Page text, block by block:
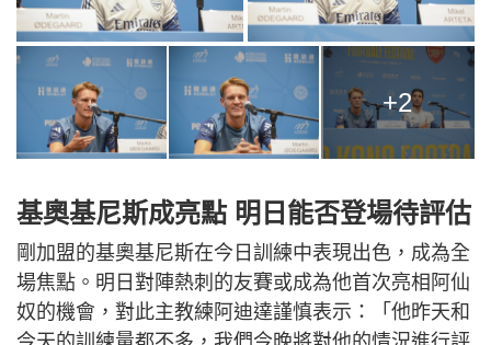
+2
基奧基尼斯成亮點 明日能否登場待評估
剛加盟的基奧基尼斯在今日訓練中表現出色，成為全
場焦點。明日對陣熱刺的友賽或成為他首次亮相阿仙
奴的機會，對此主教練阿迪達謹慎表示：「他昨天和